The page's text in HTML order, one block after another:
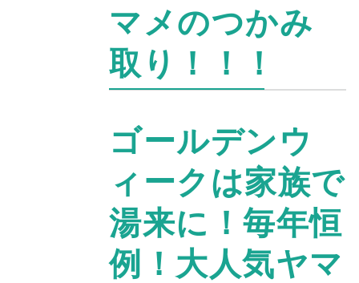
マメのつかみ
取り！！！
ゴールデンウ
ィークは家族で
湯来に！毎年恒
例！大人気ヤマ